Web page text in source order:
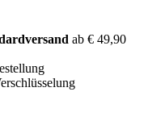
ab € 49,90